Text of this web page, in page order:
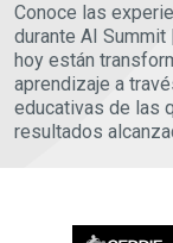
Conoce las
durante AI Summit
hoy están
aprendizaje a
educativas de las
resultados